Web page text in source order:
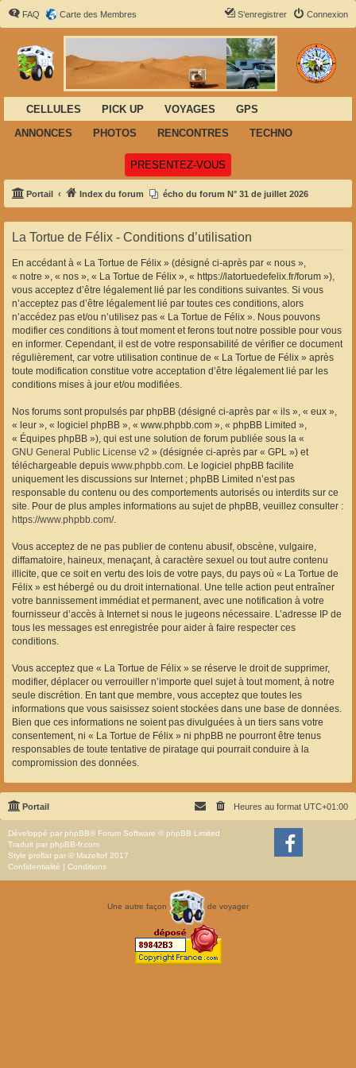
FAQ Carte des Membres Connexion
S’enregistrer
CELLULES PICK UP VOYAGES
GPS
ANNONCES
PHOTOS RENCONTRES TECHNO
PRESENTEZ-VOUS
Portail Index du forum écho du forum N° 31 de juillet 2026
La Tortue de Félix - Conditions d’utilisation
En accédant à « La Tortue de Félix » (désigné ci-après par « nous »,
« notre », « nos », « La Tortue de Félix », « https://latortuedefelix.fr/forum »),
vous acceptez d’être légalement lié par les conditions suivantes. Si vous
n’acceptez pas d’être légalement lié par toutes ces conditions, alors
n’accédez pas et/ou n’utilisez pas « La Tortue de Félix ». Nous pouvons
modifier ces conditions à tout moment et ferons tout notre possible pour vous
en informer. Cependant, il est de votre responsabilité de vérifier ce document
régulièrement, car votre utilisation continue de « La Tortue de Félix » après
toute modification constitue votre acceptation d’être légalement lié par les
conditions mises à jour et/ou modifiées.
Nos forums sont propulsés par phpBB (désigné ci-après par « ils », « eux »,
« leur », « logiciel phpBB », « www.phpbb.com », « phpBB Limited »,
« Équipes phpBB »), qui est une solution de forum publiée sous la «
GNU General Public License v2 » (désignée ci-après par « GPL ») et
téléchargeable depuis www.phpbb.com. Le logiciel phpBB facilite
uniquement les discussions sur Internet ; phpBB Limited n’est pas
responsable du contenu ou des comportements autorisés ou interdits sur ce
site. Pour de plus amples informations au sujet de phpBB, veuillez consulter :
https://www.phpbb.com/.
Vous acceptez de ne pas publier de contenu abusif, obscène, vulgaire,
diffamatoire, haineux, menaçant, à caractère sexuel ou tout autre contenu
illicite, que ce soit en vertu des lois de votre pays, du pays où « La Tortue de
Félix » est hébergé ou du droit international. Une telle action peut entraîner
votre bannissement immédiat et permanent, avec une notification à votre
fournisseur d’accès à Internet si nous le jugeons nécessaire. L’adresse IP de
tous les messages est enregistrée pour aider à faire respecter ces
conditions.
Vous acceptez que « La Tortue de Félix » se réserve le droit de supprimer,
modifier, déplacer ou verrouiller n’importe quel sujet à tout moment, à notre
seule discrétion. En tant que membre, vous acceptez que toutes les
informations que vous saisissez soient stockées dans une base de données.
Bien que ces informations ne soient pas divulguées à un tiers sans votre
consentement, ni « La Tortue de Félix » ni phpBB ne pourront être tenus
responsables de toute tentative de piratage qui pourrait conduire à la
compromission des données.
Portail Heures au format UTC+01:00
Développé par phpBB® Forum Software © phpBB Limited
Traduit par phpBB-fr.com
Style proflat par © Mazeltof 2017
Confidentialité | Conditions
Une autre façon de voyager